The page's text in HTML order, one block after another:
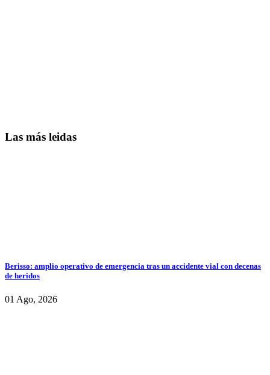
Las más leidas
Berisso: amplio operativo de emergencia tras un accidente vial con decenas
de heridos
01 Ago, 2026